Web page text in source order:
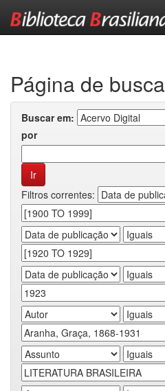
Página de busca
Buscar em:
por
Filtros correntes: